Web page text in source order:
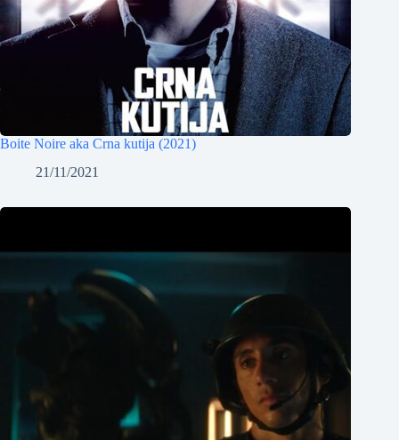
Boite Noire aka Crna kutija (2021)
21/11/2021